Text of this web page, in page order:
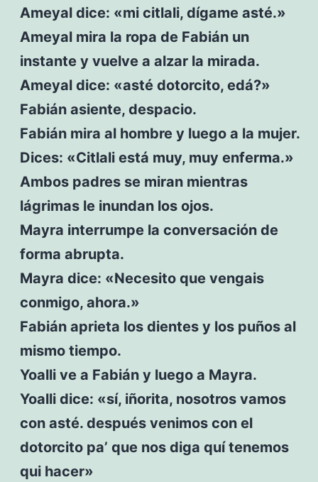
Ameyal dice: «mi citlali, dígame asté.»
Ameyal mira la ropa de Fabián un
instante y vuelve a alzar la mirada.
Ameyal dice: «asté dotorcito, edá?»
Fabián asiente, despacio.
Fabián mira al hombre y luego a la mujer.
Dices: «Citlali está muy, muy enferma.»
Ambos padres se miran mientras
lágrimas le inundan los ojos.
Mayra interrumpe la conversación de
forma abrupta.
Mayra dice: «Necesito que vengais
conmigo, ahora.»
Fabián aprieta los dientes y los puños al
mismo tiempo.
Yoalli ve a Fabián y luego a Mayra.
Yoalli dice: «sí, iñorita, nosotros vamos
con asté. después venimos con el
dotorcito pa’ que nos diga quí tenemos
qui hacer»